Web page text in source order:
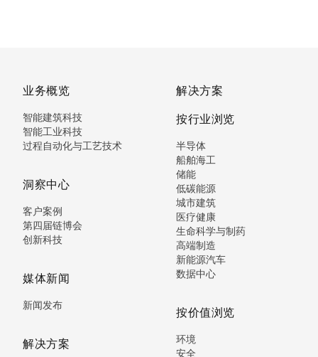
业务概览
智能建筑科技
智能工业科技
过程自动化与工艺技术
洞察中心
客户案例
第四届链博会
创新科技
媒体新闻
新闻发布
解决方案
解决方案
按行业浏览
半导体
船舶海工
储能
低碳能源
城市建筑
医疗健康
生命科学与制药
高端制造
新能源汽车
数据中心
按价值浏览
环境
安全